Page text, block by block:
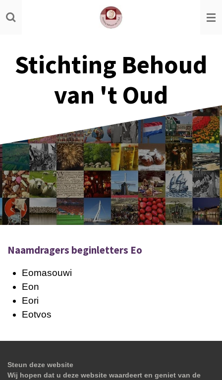
Ga
direct
hoofdinhoud
Stichting Behoud
van 't Oud
Naamdragers beginletters Eo
Eomasouwi
Eon
Eori
Eotvos
Steun deze website
Wij hopen dat u deze website waardeert en geniet van de